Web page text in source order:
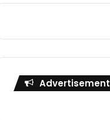
Advertisement